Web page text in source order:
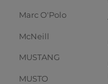
Marc O'Polo
McNeill
MUSTANG
MUSTO